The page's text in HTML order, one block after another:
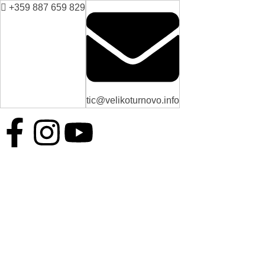
+359 887 659 829
tic@velikoturnovo.info